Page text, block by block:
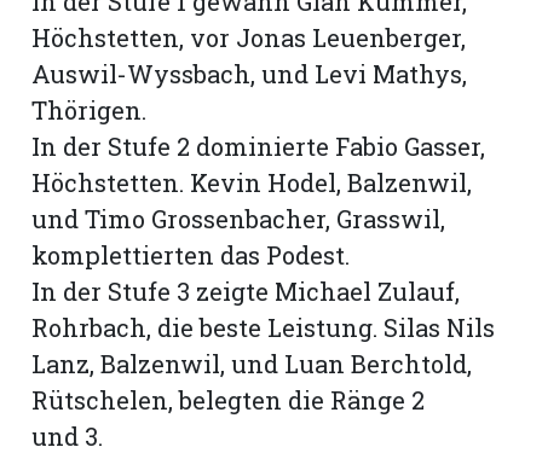
Höchstetten, vor Jonas Leuenberger,
Auswil-Wyssbach, und Levi Mathys,
Thörigen.
In der Stufe 2 dominierte Fabio Gasser,
Höchstetten. Kevin Hodel, Balzenwil,
und Timo Grossenbacher, Grasswil,
komplettierten das Podest.
In der Stufe 3 zeigte Michael Zulauf,
Rohrbach, die beste Leistung. Silas Nils
Lanz, Balzenwil, und Luan Berchtold,
Rütschelen, belegten die Ränge 2
und 3.